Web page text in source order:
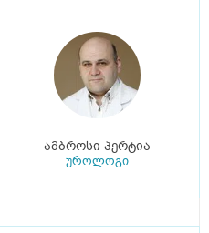
ამბროსი პერტია
უროლოგი